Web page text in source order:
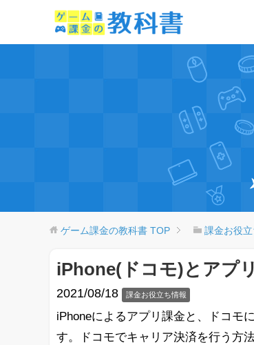
ゲーム課金の教科書 TOP 課金お役
iPhone(ドコモ)とアプ
2021/08/18 課金お役立ち情報
iPhoneによるアプリ課金と、ドコモ
す。ドコモでキャリア決済を行う方